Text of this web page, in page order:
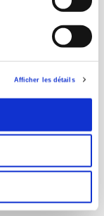
Afficher les détails